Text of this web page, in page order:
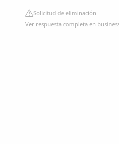
Solicitud de eliminación
Ver respuesta completa en